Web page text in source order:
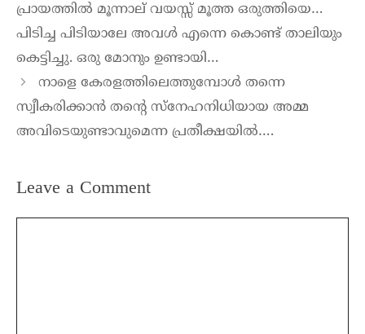
പ്രായത്തിൽ മൂന്നാല് വയസ്സ് മൂത്ത ഒരുത്തിയെ…
പിടിച്ച പിടിയാലേ അവൾ എന്നെ കൊണ്ട് താലിയും
കെട്ടിച്ചു. ഒരു മോനും ഉണ്ടായി…
നാളെ കേരളത്തിലെത്തുമ്പോൾ തന്നെ
സ്വീകരിക്കാൻ തൻ്റെ സ്നേഹനിധിയായ അമ്മ
അവിടെയുണ്ടാവുമെന്ന പ്രതീക്ഷയിൽ….
Leave a Comment